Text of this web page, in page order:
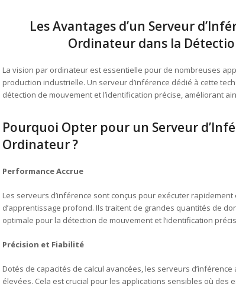
Les Avantages d’un Serveur
Ordinateur dans la
La vision par ordinateur est essentielle pour de nombreuses
production industrielle. Un serveur d’inférence dédié à cette
détection de mouvement et l’identification précise, améliorant
Pourquoi Opter pour un Serveur
Ordinateur ?
Performance Accrue
Les serveurs d’inférence sont conçus pour exécuter
d’apprentissage profond. Ils traitent de grandes quantités de
optimale pour la détection de mouvement et l’identification
Précision et Fiabilité
Dotés de capacités de calcul avancées, les serveurs
élevées. Cela est crucial pour les applications sensibles où des